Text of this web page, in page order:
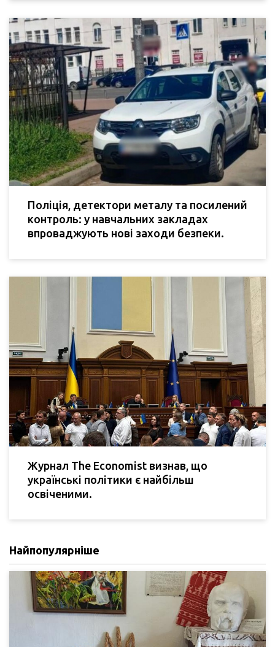
Поліція, детектори металу та посилений
контроль: у навчальних закладах
впроваджують нові заходи безпеки.
Журнал The Economist визнав, що
українські політики є найбільш
освіченими.
Найпопулярніше